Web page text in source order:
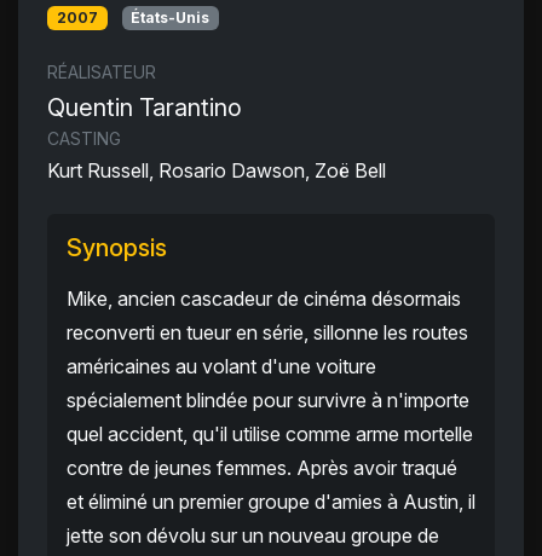
2007 États-Unis
RÉALISATEUR
Quentin Tarantino
CASTING
Kurt Russell, Rosario Dawson, Zoë Bell
Synopsis
Mike, ancien cascadeur de cinéma désormais
reconverti en tueur en série, sillonne les routes
américaines au volant d'une voiture
spécialement blindée pour survivre à n'importe
quel accident, qu'il utilise comme arme mortelle
contre de jeunes femmes. Après avoir traqué
et éliminé un premier groupe d'amies à Austin, il
jette son dévolu sur un nouveau groupe de